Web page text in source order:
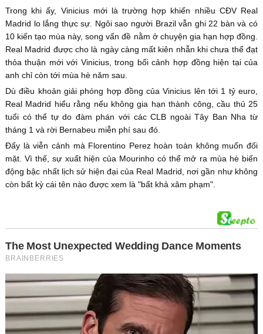
Trong khi ấy, Vinicius mới là trường hợp khiến nhiều CĐV Real
Madrid lo lắng thực sự. Ngôi sao người Brazil vẫn ghi 22 bàn và có
10 kiến tạo mùa này, song vấn đề nằm ở chuyện gia hạn hợp đồng.
Real Madrid được cho là ngày càng mất kiên nhẫn khi chưa thể đạt
thỏa thuận mới với Vinicius, trong bối cảnh hợp đồng hiện tại của
anh chỉ còn tới mùa hè năm sau.
Dù điều khoản giải phóng hợp đồng của Vinicius lên tới 1 tỷ euro,
Real Madrid hiểu rằng nếu không gia hạn thành công, cầu thủ 25
tuổi có thể tự do đàm phán với các CLB ngoài Tây Ban Nha từ
tháng 1 và rời Bernabeu miễn phí sau đó.
Đấy là viễn cảnh mà Florentino Perez hoàn toàn không muốn đối
mặt. Vì thế, sự xuất hiện của Mourinho có thể mở ra mùa hè biến
động bậc nhất lịch sử hiện đại của Real Madrid, nơi gần như không
còn bất kỳ cái tên nào được xem là "bất khả xâm phạm".